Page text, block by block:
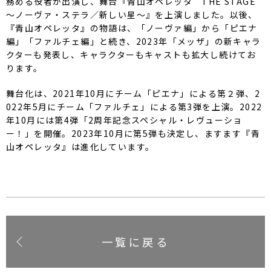
～ノーヴァ・ステラ／新しい星～』を上演しました。 以後、
『青山オペレッタ』の物語は、「ノーヴァ編」から「 ピエナ
編」「ファルチェ編」と続き、2023年「メッザ」 の新キャラ
クターも発表し、 キャラクターもキャストも拡大し続けてお
ります。
舞台化は、2021年10月にチーム「ピエナ」による第２弾、 2
022年5月にチーム「ファルチェ」による第3弾を上演。 2022
年10月には第4弾「2周年記念スペシャル・ レヴューショ
ー！」を開催。2023年10月に第5弾も決定し、
ますます『青
山オペレッタ』は進化しています。
一覧に戻る